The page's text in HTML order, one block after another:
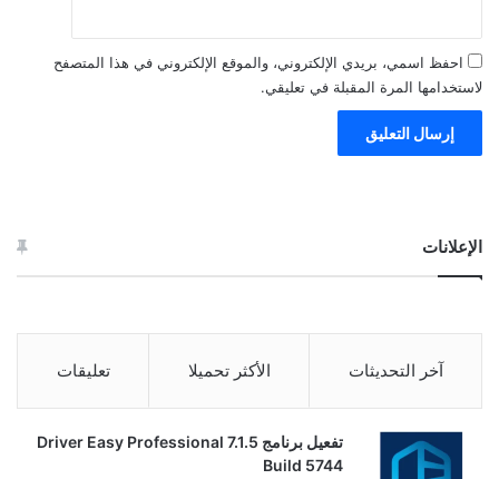
احفظ اسمي، بريدي الإلكتروني، والموقع الإلكتروني في هذا المتصفح
لاستخدامها المرة المقبلة في تعليقي.
الإعلانات
آخر التحديثات الأكثر تحميلا تعليقات
تفعيل برنامج Driver Easy Professional 7.1.5
Build 5744